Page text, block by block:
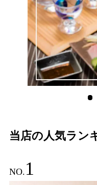
1
当店の人気ラン
NO. 1